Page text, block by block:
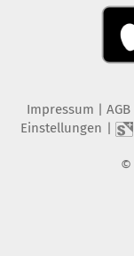
Impressum AGB
Einstellungen
©